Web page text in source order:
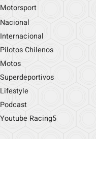
Motorsport
Nacional
Internacional
Pilotos Chilenos
Motos
Superdeportivos
Lifestyle
Podcast
Youtube Racing5